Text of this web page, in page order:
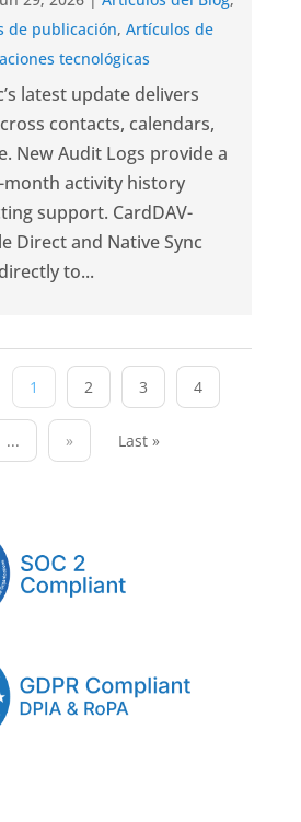
de publicación, Artículos de
tecnológicas
latest update delivers
contacts, calendars,
New Audit Logs provide a
month activity history
support. CardDAV-
Direct and Native Sync
to...
1 2 3 4
... » Last »